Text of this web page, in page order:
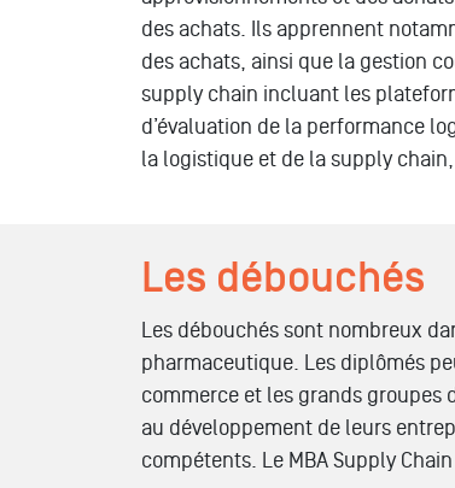
des achats. Ils apprennent
des achats, ainsi que la gestion
supply chain incluant les
d’évaluation de la performance
la logistique et de la supply
Les débouchés
Les débouchés sont nombreux
pharmaceutique. Les diplômés
commerce et les grands groupes
au développement de leurs
compétents. Le MBA Supply